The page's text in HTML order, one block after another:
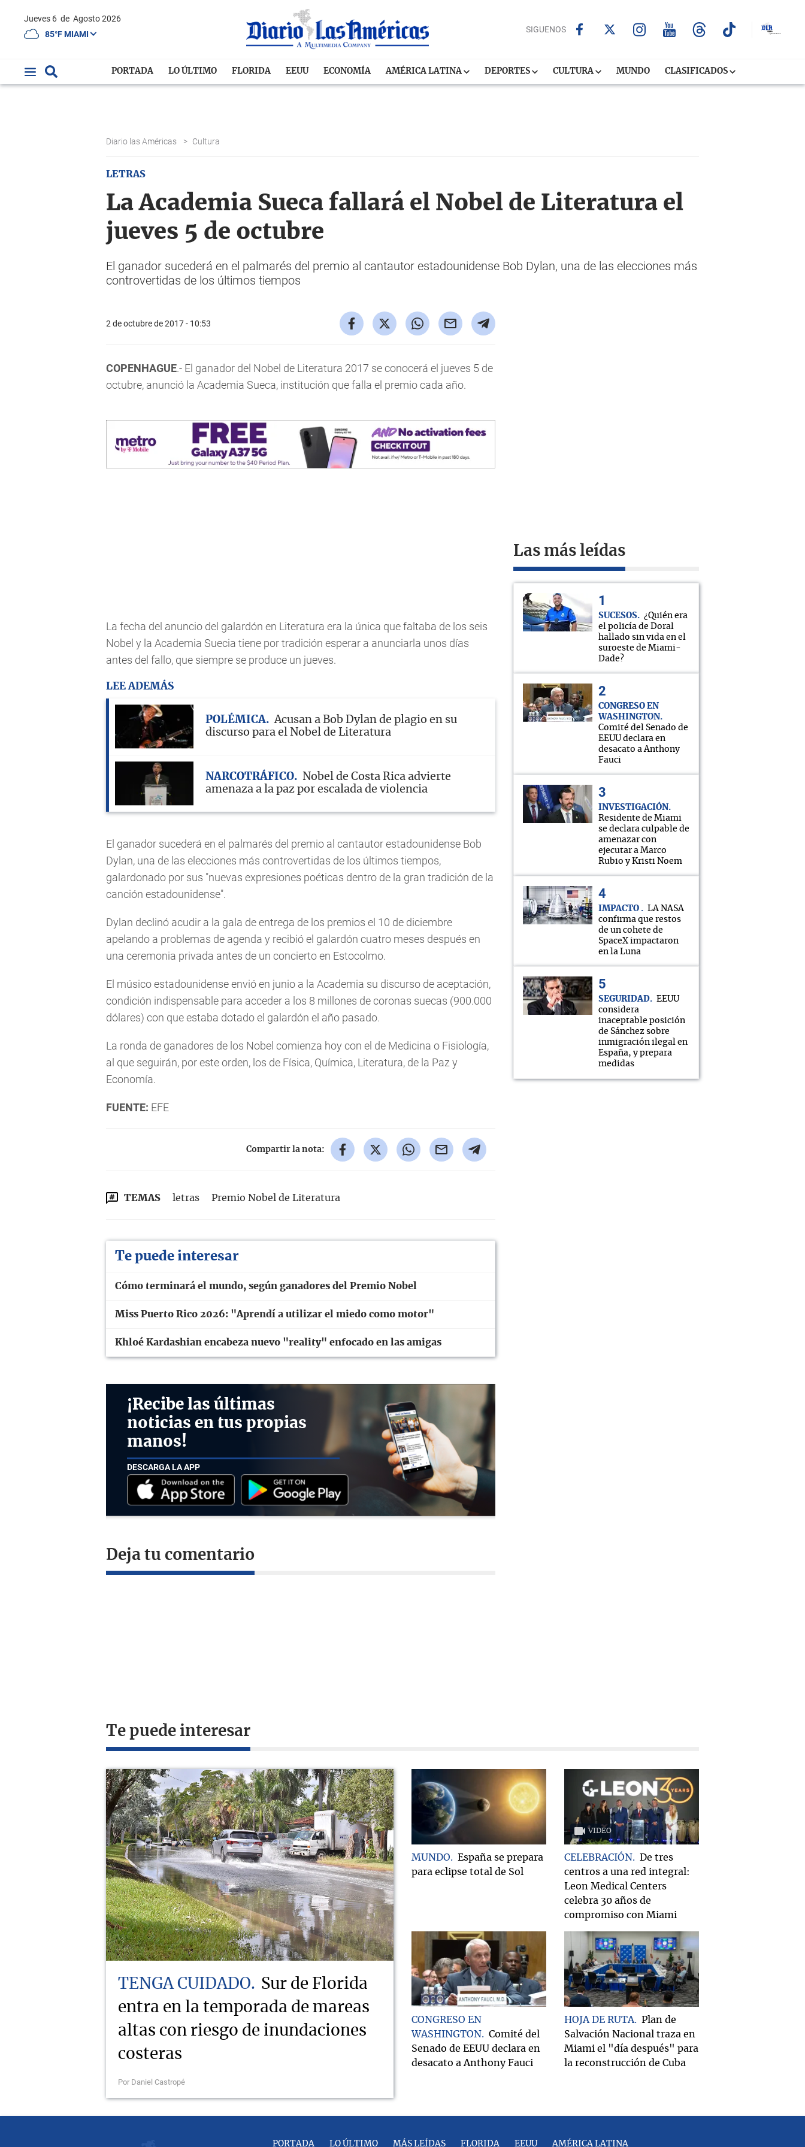
Jueves 6 de Agosto 2026
85°F MIAMI
SIGUENOS
PORTADA LO ÚLTIMO FLORIDA EEUU ECONOMÍA AMÉRICA LATINA DEPORTES CULTURA MUNDO CLASIFICADOS
Diario las Américas > Cultura
LETRAS
La Academia Sueca fallará el Nobel de Literatura el
jueves 5 de octubre
El ganador sucederá en el palmarés del premio al cantautor estadounidense Bob Dylan, una de las elecciones más
controvertidas de los últimos tiempos
2 de octubre de 2017 - 10:53
COPENHAGUE.- El ganador del Nobel de Literatura 2017 se conocerá el jueves 5 de
octubre, anunció la Academia Sueca, institución que falla el premio cada año.
La fecha del anuncio del galardón en Literatura era la única que faltaba de los seis
Nobel y la Academia Suecia tiene por tradición esperar a anunciarla unos días
antes del fallo, que siempre se produce un jueves.
LEE ADEMÁS
POLÉMICA
Acusan a Bob Dylan de plagio en su
discurso para el Nobel de Literatura
NARCOTRÁFICO
Nobel de Costa Rica advierte
amenaza a la paz por escalada de violencia
El ganador sucederá en el palmarés del premio al cantautor estadounidense Bob
Dylan, una de las elecciones más controvertidas de los últimos tiempos,
galardonado por sus "nuevas expresiones poéticas dentro de la gran tradición de la
canción estadounidense".
Dylan declinó acudir a la gala de entrega de los premios el 10 de diciembre
apelando a problemas de agenda y recibió el galardón cuatro meses después en
una ceremonia privada antes de un concierto en Estocolmo.
El músico estadounidense envió en junio a la Academia su discurso de aceptación,
condición indispensable para acceder a los 8 millones de coronas suecas (900.000
dólares) con que estaba dotado el galardón el año pasado.
La ronda de ganadores de los Nobel comienza hoy con el de Medicina o Fisiología,
al que seguirán, por este orden, los de Física, Química, Literatura, de la Paz y
Economía.
FUENTE: EFE
Compartir la nota:
TEMAS letras Premio Nobel de Literatura
Te puede interesar
Cómo terminará el mundo, según ganadores del Premio Nobel
Miss Puerto Rico 2026: "Aprendí a utilizar el miedo como motor"
Khloé Kardashian encabeza nuevo "reality" enfocado en las amigas
¡Recibe las últimas
noticias en tus propias
manos!
DESCARGA LA APP
Deja tu comentario
Las más leídas
SUCESOS
¿Quién era
el policía de Doral
hallado sin vida en el
suroeste de Miami-
Dade?
CONGRESO EN
WASHINGTON
Comité del Senado de
EEUU declara en
desacato a Anthony
Fauci
INVESTIGACIÓN
Residente de Miami
se declara culpable de
amenazar con
ejecutar a Marco
Rubio y Kristi Noem
IMPACTO
LA NASA
confirma que restos
de un cohete de
SpaceX impactaron
en la Luna
SEGURIDAD
EEUU
considera
inaceptable posición
de Sánchez sobre
inmigración ilegal en
España, y prepara
medidas
Te puede interesar
TENGA CUIDADO
Sur de Florida
entra en la temporada de mareas
altas con riesgo de inundaciones
costeras
Por Daniel Castropé
MUNDO
España se prepara
para eclipse total de Sol
VIDEO
CELEBRACIÓN
De tres
centros a una red integral:
Leon Medical Centers
celebra 30 años de
compromiso con Miami
CONGRESO EN
WASHINGTON
Comité del
Senado de EEUU declara en
desacato a Anthony Fauci
HOJA DE RUTA
Plan de
Salvación Nacional traza en
Miami el "día después" para
la reconstrucción de Cuba
PORTADA LO ÚLTIMO MÁS LEÍDAS FLORIDA EEUU AMÉRICA LATINA